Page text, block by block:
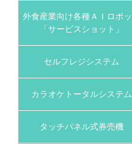
外食産業向け各種ＡＩロボッ
「サービスショット」
セルフレジシステム
カラオケトータルシステム
タッチパネル式券売機